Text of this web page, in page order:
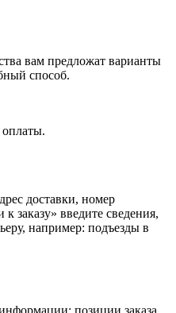
вам предложат варианты
способ.
доставки, номер
заказу» введите сведения,
например: подъезды в
позиции заказа,